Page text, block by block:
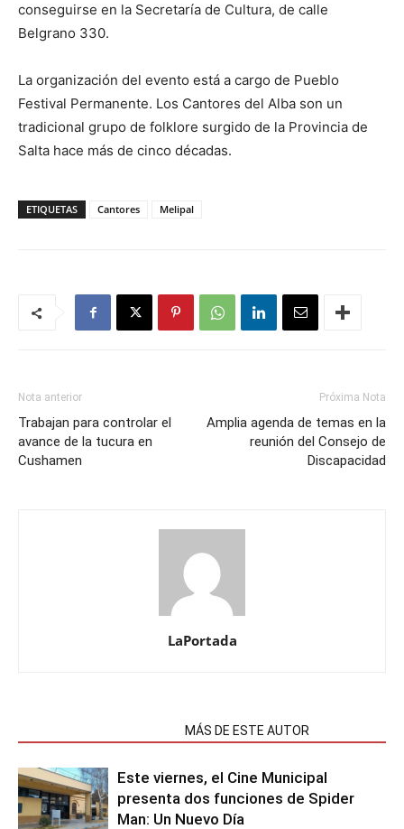
conseguirse en la Secretaría de Cultura, de calle
Belgrano 330.
La organización del evento está a cargo de Pueblo
Festival Permanente. Los Cantores del Alba son un
tradicional grupo de folklore surgido de la Provincia de
Salta hace más de cinco décadas.
ETIQUETAS Cantores Melipal
Nota anterior
Trabajan para controlar el
avance de la tucura en
Cushamen
Próxima Nota
Amplia agenda de temas en la
reunión del Consejo de
Discapacidad
LaPortada
MÁS DE ESTE AUTOR
Este viernes, el Cine Municipal
presenta dos funciones de Spider
Man: Un Nuevo Día